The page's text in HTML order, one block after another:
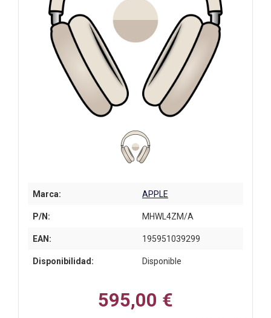
Marca: APPLE
P/N: MHWL4ZM/A
EAN: 195951039299
Disponibilidad: Disponible
595,00 €